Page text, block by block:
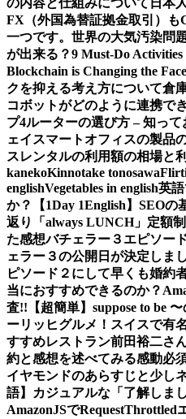
の内容と仕組みについて 日本
FX（外国為替証拠金取引）
一つです。 世界の大気汚染問
が出来る？9 Must-Do
Blockchain is Changing the
クを抑える考え方について倉
コボットがどのように連携で
プ4ルーターの選び方 – 知っ
ェイスマートオフィスの製品
スレンタルの利用額の相場と
kanekoKinnotake tonosawa
englishVegetables in english英
か？【1Day 1English】 SEOの
返り
「always LUNCH」定額
た感想バチェラー３エピソー
ェラー３の公開日が決定しま
ピソード２にして早くも婚約
当におすすめできるのか？
査!! 【超簡単】suppose to be
ーリッヒグルメ！スイスで有
すすめレストラン前田裕二さ
約と感想を述べてみる感動必
イヤモンドのあらすじと少し
語】カジュアルな「了解しま
AmazonJSでRequestThrottled